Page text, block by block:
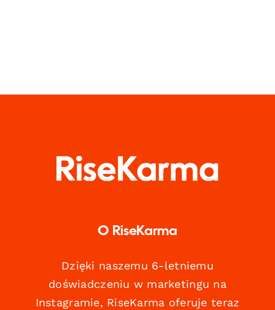
O RiseKarma
Dzięki naszemu 6-letniemu
doświadczeniu w marketingu na
Instagramie, RiseKarma oferuje teraz